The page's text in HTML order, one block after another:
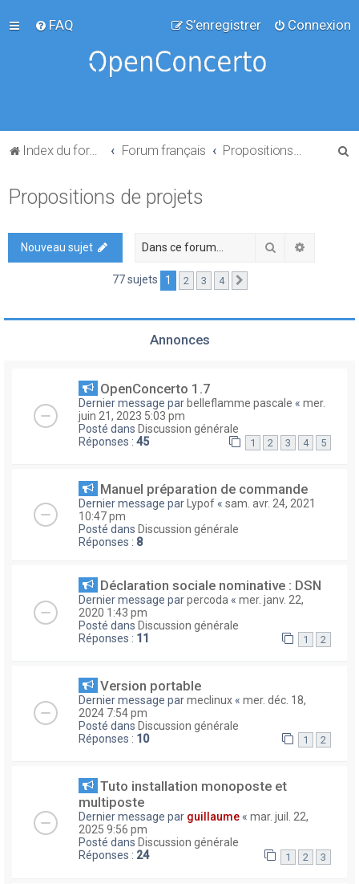
FAQ Connexion
S’enregistrer
Index du forum Forum français
Propositions de projets
Nouveau sujet Rechercher
77 sujets 1 2 3 4
Annonces
OpenConcerto 1.7
Dernier message par belleflamme pascale « mer.
juin 21, 2023 5:03 pm
Posté dans Discussion générale
Réponses : 45 1 2 3 4 5
Manuel préparation de commande
Dernier message par Lypof « sam. avr. 24, 2021
10:47 pm
Posté dans Discussion générale
Réponses : 8
Déclaration sociale nominative : DSN
Dernier message parpercoda « mer. janv. 22,
2020 1:43 pm
Posté dans Discussion générale
Réponses : 11 1 2
Version portable
Dernier message parmeclinux « mer. déc. 18,
2024 7:54 pm
Posté dans Discussion générale
Réponses : 10 1 2
Tuto installation monoposte et
multiposte
Dernier message par guillaume « mar. juil. 22,
2025 9:56 pm
Posté dans Discussion générale
Réponses : 24 1 2 3